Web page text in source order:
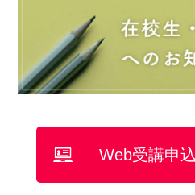
Web受講申